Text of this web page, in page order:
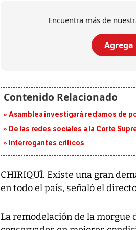
Encuentra más de
Agrega
Asamblea investigará reclamos de
De las redes sociales a la Corte
Interrogantes críticos
CHIRIQUÍ. Existe una gran
en todo el país, señaló el
La remodelación de la morgue